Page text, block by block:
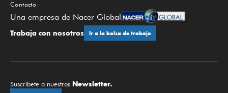
Contacto
Una empresa de Nacer Global
Trabaja con nosotros Ir a la bolsa de trabajo
Suscríbete a nuestros Newsletter.